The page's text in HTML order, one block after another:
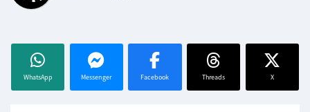
WhatsApp Messenger Facebook Threads X